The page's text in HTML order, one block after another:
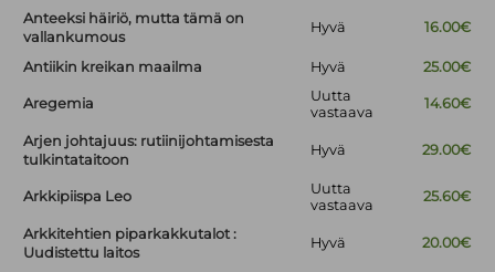
Anteeksi häiriö, mutta tämä on
vallankumous
Hyvä 16.00€
Antiikin kreikan maailma Hyvä 25.00€
Aregemia
Uutta
vastaava
14.60€
Arjen johtajuus: rutiinijohtamisesta
tulkintataitoon
Hyvä 29.00€
Arkkipiispa Leo
Uutta
vastaava
25.60€
Arkkitehtien piparkakkutalot :
Uudistettu laitos
Hyvä 20.00€